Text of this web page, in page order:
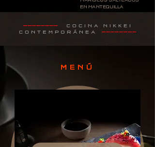
EN MANTEQUILLA
PICANTE.
————————
COCINA NIKKEI
CONTEMPORÁNEA
————————
MENÚ